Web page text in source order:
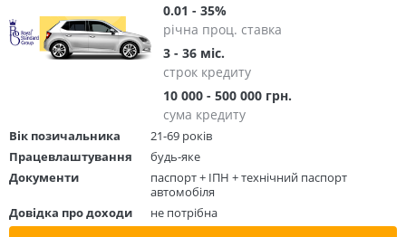
0.01 - 35%
річна проц. ставка
3 - 36 міс.
строк кредиту
10 000 - 500 000 грн.
сума кредиту
Вік позичальника
21-69 років
Працевлаштування
будь-яке
Документи
паспорт + ІПН + технічний паспорт
автомобіля
Довідка про доходи
не потрібна